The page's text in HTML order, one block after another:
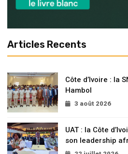
Articles Recents
Côte d’Ivoire : la
Hambol
3 août 2026
UAT : la Côte
son leadership